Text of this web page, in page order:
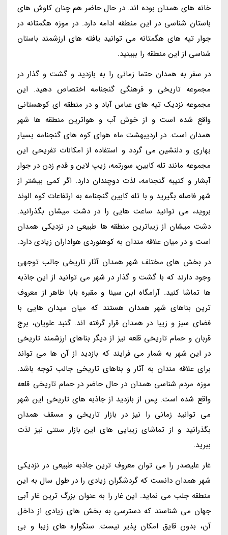
خانه های همدان بوده اند. در حال حاضر هم چنان کاوش های
باستان شناسی در این منطقه ادامه دارد. در موزه هگمتانه در
جوار تپه های هگمتانه می توانید یافته های ارزشمند باستان
شناسی از این منطقه را ببینید.
در سفر به همدان حتما زمانی را به بازدید و گشت و گذار در
مجموعه تاریخی و فرهنگی گنجنامه اختصاص دهید. این
مجموعه نزدیک تپه های عباس آباد و در منطقه ای کوهستانی
واقع شده است و از خوش آب و هواترین منطقه ها شهر
همدان است. در اردیبهشت ماه هوای کوه های گنجنامه بسیار
بهاری و دلنشین می گردد و استفاده از امکانات تفریحی این
مجموعه مانند تله کابین، سورتمه، زیپ لاین و قدم زدن در جوار
آبشار و کتیبه گنجنامه، لذت دوچندان دارد. اگر کمی بیشتر از
شهر فاصله بگیرید و با تله کابین گنجنامه به ارتفاعات کوه الوند
بروید، می توانید ساعت هایی را در دشت میشان بگذرانید.
دشت میشان از زیباترین منطقه ها طبیعی در نزدیکی همدان
است و در میان علاقه مندان به کوهنوردی هواداران زیادی دارد.
در بخش های مختلف شهر همدان آثار تاریخی جالب توجهی
وجود دارند که با گشت و گذار در شهر می توانید از این جاذبه
ها تماشا کنید. آرامگاه ابن سینا و مقبره بابا طاهر از معروف
ترین بناهای شهر همدان هستند که میان میدان هایی با
فضای سبز و زیبا در همدان قرار گرفته اند. گنبد علویان، برج
قربان و حمام تاریخی قلعه نیز از دیگر بناهای ارزشمند تاریخی
در این شهر به شمار می فرایند که بازدید از آن ها می تواند
برای علاقه مندان به آثار و بناهای تاریخی جالب توجه باشد.
موزه مردم شناسی همدان در حال حاضر در حمام تاریخی قلعه
واقع شده است. پس از بازدید از جاذبه های تاریخی این شهر
می توانید زمانی را نیز در بازار تاریخی و مسقف همدان
بگذرانید و از تماشای زیبایی های این بازار سنتی نیز لذت
ببرید.
غار علیصدر را می توان معروف ترین جاذبه طبیعی در نزدیکی
شهر همدان دانست که گردشگران زیادی را در طول سال به این
منطقه جلب می نماید. این غار را به عنوان بزرگ ترین غار آبی
جهان می شناسند که دسترسی به بخش های زیادی از داخل
آن، بدون قایق امکان پذیر نیست. سنگواره های زیبا و بی